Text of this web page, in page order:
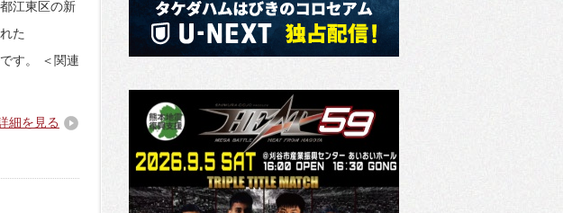
江東区の新
た
す。 ＜関連
細を見る